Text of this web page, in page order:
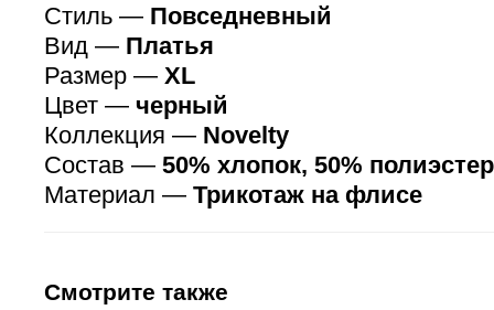
Стиль — Повседневный
Вид — Платья
Размер — XL
Цвет — черный
Коллекция — Novelty
Состав — 50% хлопок, 50% полиэстер
Материал — Трикотаж на флисе
Смотрите также